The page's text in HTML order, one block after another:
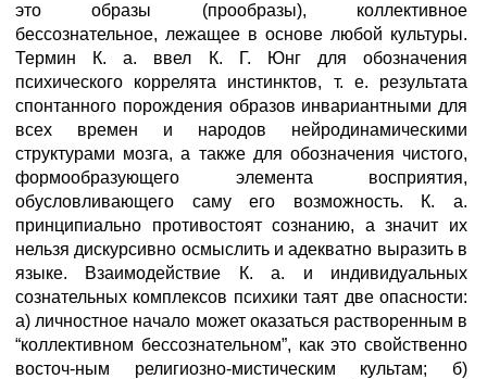
это образы (прообразы), коллективное
бессознательное, лежащее в основе любой культуры.
Термин К. а. ввел К. Г. Юнг для обозначения
психического коррелята инстинктов, т. е. результата
спонтанного порождения образов инвариантными для
всех времен и народов нейродинамическими
структурами мозга, а также для обозначения чистого,
формообразующего элемента восприятия,
обусловливающего саму его возможность. К. а.
принципиально противостоят сознанию, а значит их
нельзя дискурсивно осмыслить и адекватно выразить в
языке. Взаимодействие К. а. и индивидуальных
сознательных комплексов психики таят две опасности:
а) личностное начало может оказаться растворенным в
“коллективном бессознательном”, как это свойственно
восточ-ным религиозно-мистическим культам; б)